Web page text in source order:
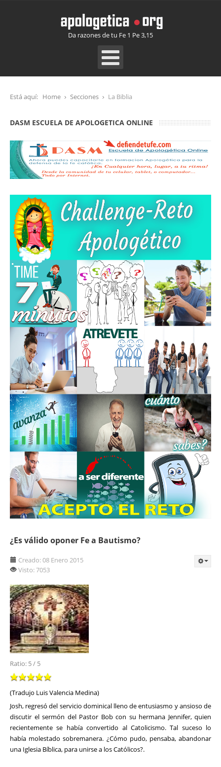
Da razones de tu Fe 1 Pe 3,15
Está aquí: Home Secciones La Biblia
DASM ESCUELA DE APOLOGETICA ONLINE
¿Es válido oponer Fe a Bautismo?
Creado: 08 Enero 2015
Visto: 7053
Ratio: 5/ 5
(Tradujo Luis Valencia Medina)
Josh, regresó del servicio dominical lleno de entusiasmo y ansioso de
discutir el sermón del Pastor Bob con su hermana Jennifer, quien
recientemente se había convertido al Catolicismo. Tal suceso lo
había molestado sobremanera. ¿Cómo pudo, pensaba, abandonar
una Iglesia Bíblica, para unirse a los Católicos?.